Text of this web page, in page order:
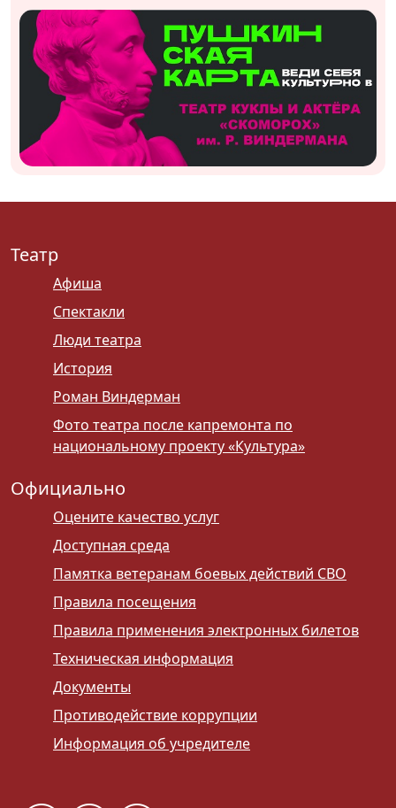
Театр
Афиша
Спектакли
Люди театра
История
Роман Виндерман
Фото театра после капремонта по
национальному проекту «Культура»
Официально
Оцените качество услуг
Доступная среда
Памятка ветеранам боевых действий СВО
Правила посещения
Правила применения электронных билетов
Техническая информация
Документы
Противодействие коррупции
Информация об учредителе